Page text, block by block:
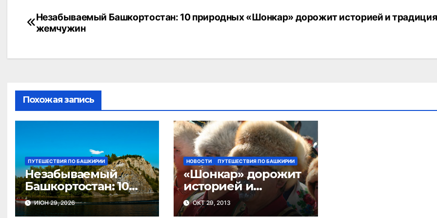
Навигация
записям
«Шонкар» дорожит историей и
Незабываемый Башкортостан: 10 природных
жемчужин
Похожая запись
ПУТЕШЕСТВИЯ ПО БАШКИРИИ
Незабываемый
Башкортостан: 10
природных
жемчужин
ИЮН 29, 2026
НОВОСТИ ПУТЕШЕСТВИЯ ПО БАШКИРИИ
«Шонкар» дорожит
историей и
традициями
ОКТ 29, 2013